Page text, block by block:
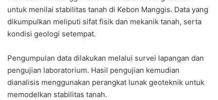
untuk menilai stabilitas tanah di Kebon Manggis. Data yang
dikumpulkan meliputi sifat fisik dan mekanik tanah, serta
kondisi geologi setempat.
Pengumpulan data dilakukan melalui survei lapangan dan
pengujian laboratorium. Hasil pengujian kemudian
dianalisis menggunakan perangkat lunak geoteknik untuk
memodelkan stabilitas tanah.